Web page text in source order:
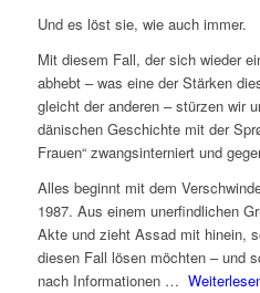
Und es löst sie, wie auch immer.
Mit diesem Fall, der sich wieder
abhebt – was eine der Stärken
gleicht der anderen – stürzen wir
dänischen Geschichte mit der
Frauen“ zwangsinterniert und
Alles beginnt mit dem
1987. Aus einem unerfindlichen
Akte und zieht Assad mit hinein,
diesen Fall lösen möchten – und
nach Informationen …